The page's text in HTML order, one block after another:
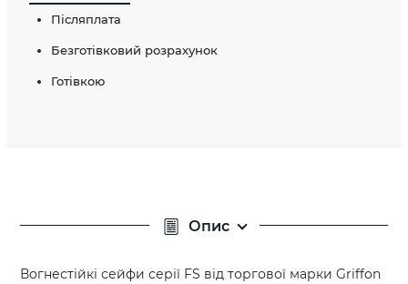
Післяплата
Безготівковий розрахунок
Готівкою
Опис
Вогнестійкі сейфи серії FS від торгової марки Griffon